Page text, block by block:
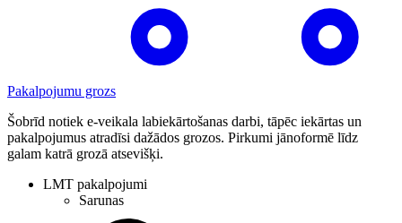
Pakalpojumu grozs
Šobrīd notiek e-veikala labiekārtošanas darbi, tāpēc iekārtas un
pakalpojumus atradīsi dažādos grozos. Pirkumi jānoformē līdz
galam katrā grozā atsevišķi.
LMT pakalpojumi
Sarunas